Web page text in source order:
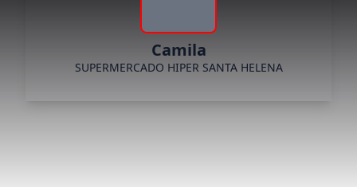
Camila
SUPERMERCADO HIPER SANTA HELENA